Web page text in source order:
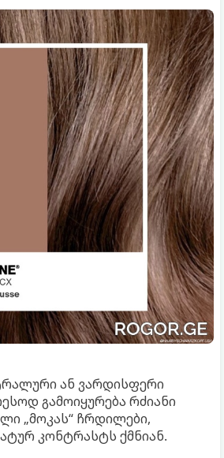
ან ვარდისფერი
გამოიყურება რძიანი
„მოკას“ ჩრდილები,
კონტრასტს ქმნიან.